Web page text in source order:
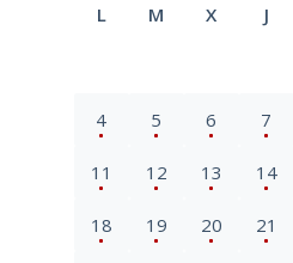
L M X J
4 5 6 7
11 12 13 14
18 19 20 21